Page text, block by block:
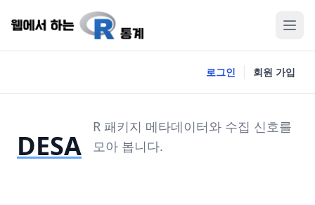
로그인 회원 가입
DESA
R 패키지 메타데이터와 수집 신호를
모아 봅니다.